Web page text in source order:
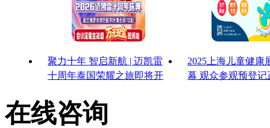
聚力十年 智启新航 | 迈凯雷
十周年泰国荣耀之旅即将开
2025上海儿童健康
幕 观众参观预登记
在线咨询